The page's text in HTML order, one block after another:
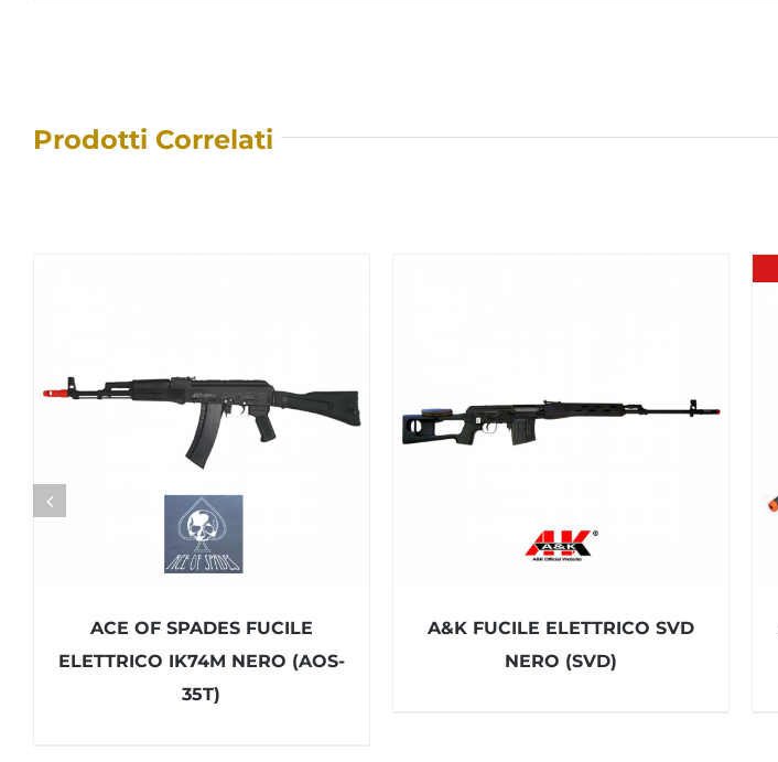
Prodotti Correlati
ACE OF SPADES FUCILE
ELETTRICO IK74M NERO (AOS-
35T)
A&K FUCILE ELETTRICO SVD
NERO (SVD)